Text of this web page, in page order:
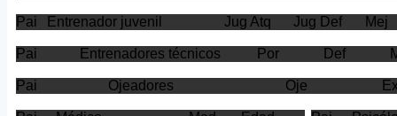
Pai Entrenador juvenil Jug Atq Jug Def Mej
Pai Entrenadores técnicos Por Def
Pai Ojeadores Oje